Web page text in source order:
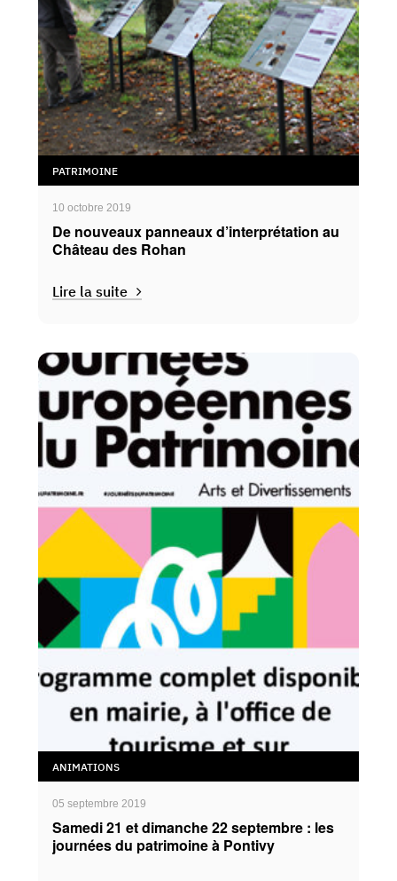
PATRIMOINE
10 octobre 2019
De nouveaux panneaux d’interprétation au
Château des Rohan
Lire la suite
ANIMATIONS
05 septembre 2019
Samedi 21 et dimanche 22 septembre : les
journées du patrimoine à Pontivy